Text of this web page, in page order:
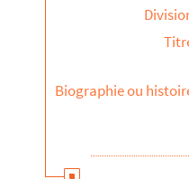
Biographie ou